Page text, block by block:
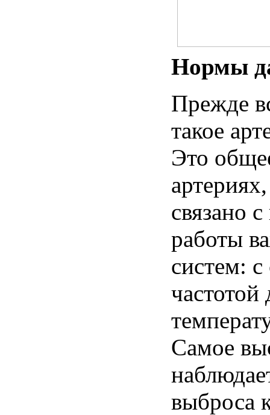
Нормы
Прежде
такое
Это
связано
работы
систем:
Самое
выброса